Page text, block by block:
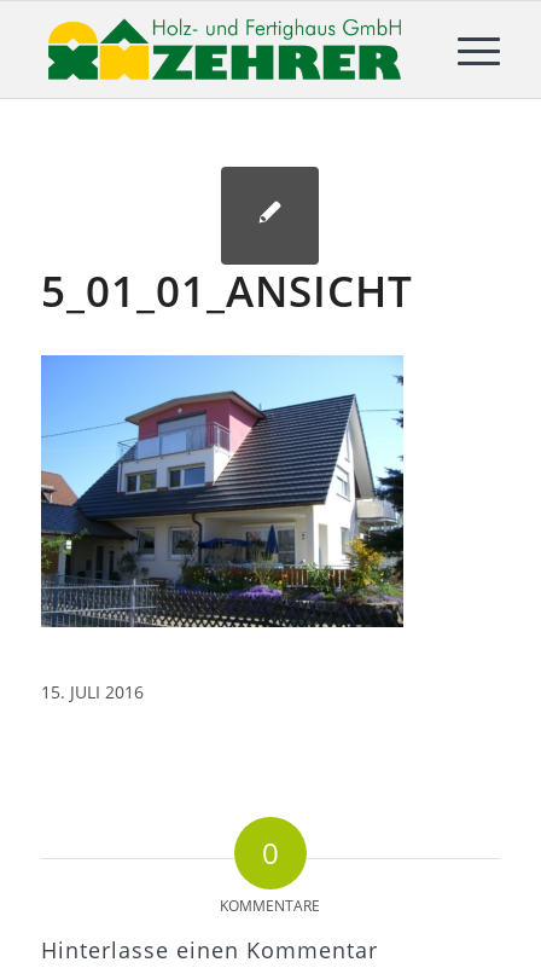
5_01_01_ANSICHT
15. JULI 2016
0
KOMMENTARE
Hinterlasse einen Kommentar